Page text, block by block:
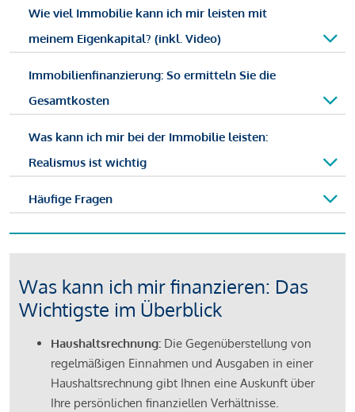
Wie viel Immobilie kann ich mir leisten mit
meinem Eigenkapital? (inkl. Video)
Immobilienfinanzierung: So ermitteln Sie die
Gesamtkosten
Was kann ich mir bei der Immobilie leisten:
Realismus ist wichtig
Häufige Fragen
Was kann ich mir finanzieren: Das
Wichtigste im Überblick
Haushaltsrechnung: Die Gegenüberstellung von
regelmäßigen Einnahmen und Ausgaben in einer
Haushaltsrechnung gibt Ihnen eine Auskunft über
Ihre persönlichen finanziellen Verhältnisse.